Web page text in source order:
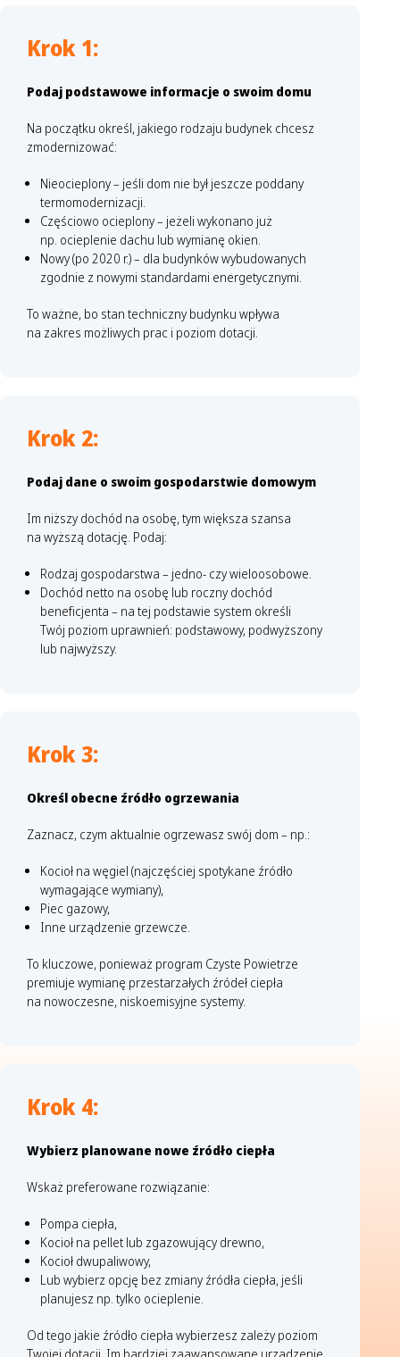
Krok 1:
Podaj podstawowe informacje o swoim domu
Na początku określ, jakiego rodzaju budynek chcesz
zmodernizować:
Nieocieplony – jeśli dom nie był jeszcze poddany
termomodernizacji.
Częściowo ocieplony – jeżeli wykonano już
np. ocieplenie dachu lub wymianę okien.
Nowy (po 2020 r.) – dla budynków wybudowanych
zgodnie z nowymi standardami energetycznymi.
To ważne, bo stan techniczny budynku wpływa
na zakres możliwych prac i poziom dotacji.
Krok 2:
Podaj dane o swoim gospodarstwie domowym
Im niższy dochód na osobę, tym większa szansa
na wyższą dotację. Podaj:
Rodzaj gospodarstwa – jedno- czy wieloosobowe.
Dochód netto na osobę lub roczny dochód
beneficjenta – na tej podstawie system określi
Twój poziom uprawnień: podstawowy, podwyższony
lub najwyższy.
Krok 3:
Określ obecne źródło ogrzewania
Zaznacz, czym aktualnie ogrzewasz swój dom – np.:
Kocioł na węgiel (najczęściej spotykane źródło
wymagające wymiany),
Piec gazowy,
Inne urządzenie grzewcze.
To kluczowe, ponieważ program Czyste Powietrze
premiuje wymianę przestarzałych źródeł ciepła
na nowoczesne, niskoemisyjne systemy.
Krok 4:
Wybierz planowane nowe źródło ciepła
Wskaż preferowane rozwiązanie:
Pompa ciepła,
Kocioł na pellet lub zgazowujący drewno,
Kocioł dwupaliwowy,
Lub wybierz opcję bez zmiany źródła ciepła, jeśli
planujesz np. tylko ocieplenie.
Od tego jakie źródło ciepła wybierzesz zależy poziom